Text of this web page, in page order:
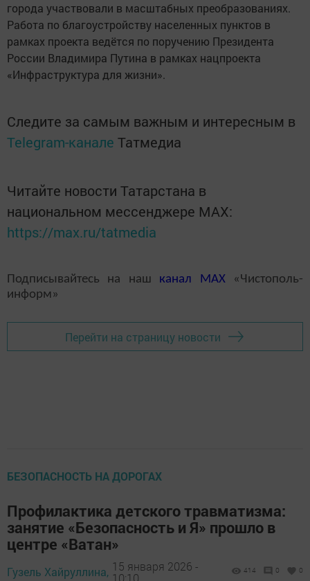
города участвовали в масштабных преобразованиях.
Работа по благоустройству населенных пунктов в
рамках проекта ведётся по поручению Президента
России Владимира Путина в рамках нацпроекта
«Инфраструктура для жизни».
Следите за самым важным и интересным в
Telegram-канале Татмедиа
Читайте новости Татарстана в
национальном мессенджере MАХ:
https://max.ru/tatmedia
Подписывайтесь на наш канал MAX«Чистополь-
информ»
Перейти на страницу новости
БЕЗОПАСНОСТЬ НА ДОРОГАХ
Профилактика детского травматизма:
занятие «Безопасность и Я» прошло в
центре «Ватан»
Гузель Хайруллина, 15 января 2026 -
10:10
414 0 0